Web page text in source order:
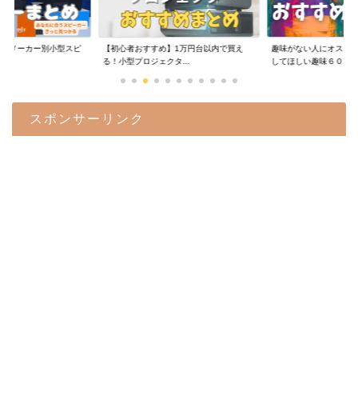
メーカー別小型スピ
【初心者おすすめ】1万円台以内で買え
る！小型プロジェクタ...
趣味がない人にオスス
してほしい趣味６０...
スポンサーリンク